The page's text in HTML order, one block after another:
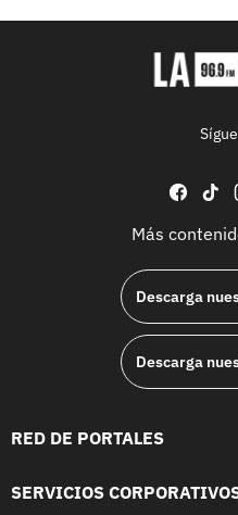
Más
Descarga
Descarga
RED DE PORTALES
SERVICIOS